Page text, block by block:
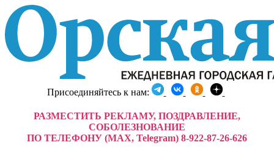
Присоединяйтесь к нам:
РАЗМЕСТИТЬ РЕКЛАМУ, ПОЗДРАВЛЕНИЕ,
СОБОЛЕЗНОВАНИЕ
ПО ТЕЛЕФОНУ (MAX, Telegram) 8-922-87-26-626